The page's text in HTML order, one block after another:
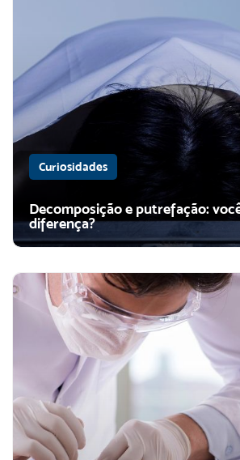
Curiosidades
Decomposição e putrefação:
diferença?